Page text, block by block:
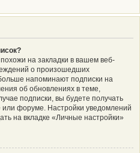
на закладки в вашем веб-
о произошедших
напоминают подписки на
об обновлениях в теме,
подписки, вы будете получать
форуме. Настройки уведомлений
на вкладке «Личные настройки»